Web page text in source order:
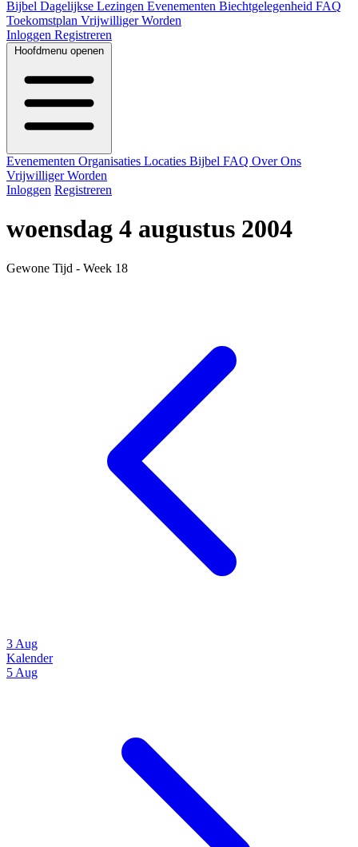
Bijbel Dagelijkse Lezingen Evenementen Biechtgelegenheid FAQ
Toekomstplan Vrijwilliger Worden
Inloggen Registreren
Hoofdmenu openen
Evenementen Organisaties Locaties Bijbel FAQ Over Ons
Vrijwilliger Worden
Inloggen Registreren
woensdag 4 augustus 2004
Gewone Tijd - Week 18
3 Aug
Kalender
5 Aug